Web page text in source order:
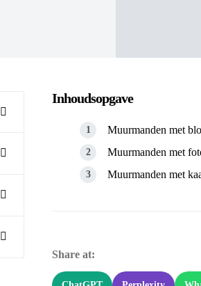
Inhoudsopgave
Muurmanden met
Muurmanden met
Muurmanden met
Share at: